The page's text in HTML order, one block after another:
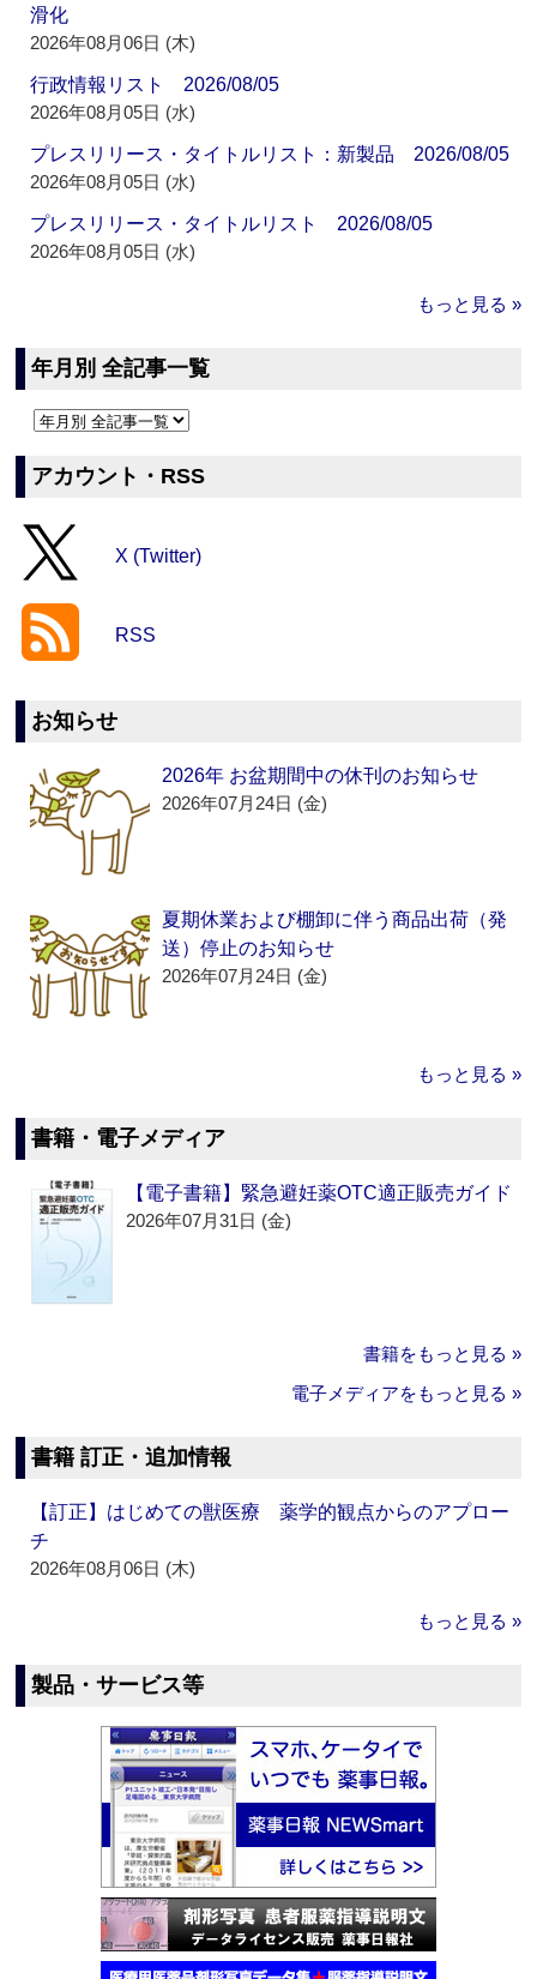
滑化
2026年08月06日 (木)
行政情報リスト 2026/08/05
2026年08月05日 (水)
プレスリリース・タイトルリスト：新製品 2026/08/05
2026年08月05日 (水)
プレスリリース・タイトルリスト 2026/08/05
2026年08月05日 (水)
もっと見る »
年月別 全記事一覧
アカウント・RSS
X (Twitter)
RSS
お知らせ
2026年 お盆期間中の休刊のお知らせ
2026年07月24日 (金)
夏期休業および棚卸に伴う商品出荷（発
送）停止のお知らせ
2026年07月24日 (金)
もっと見る »
書籍・電子メディア
【電子書籍】緊急避妊薬OTC適正販売ガイド
2026年07月31日 (金)
書籍をもっと見る »
電子メディアをもっと見る »
書籍 訂正・追加情報
【訂正】はじめての獣医療 薬学的観点からのアプロー
チ
2026年08月06日 (木)
もっと見る »
製品・サービス等